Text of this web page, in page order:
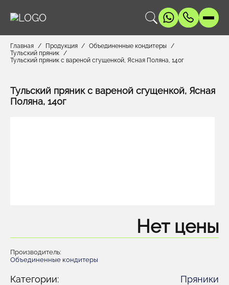
Главная Продукция
Объединенные кондитеры
Тульский пряник
Тульский пряник с вареной сгущенкой, Ясная Поляна, 140г
Тульский пряник с вареной сгущенкой, Ясная
Поляна, 140г
Нет цены
Производитель:
Объединенные кондитеры
Категории:
Пряники